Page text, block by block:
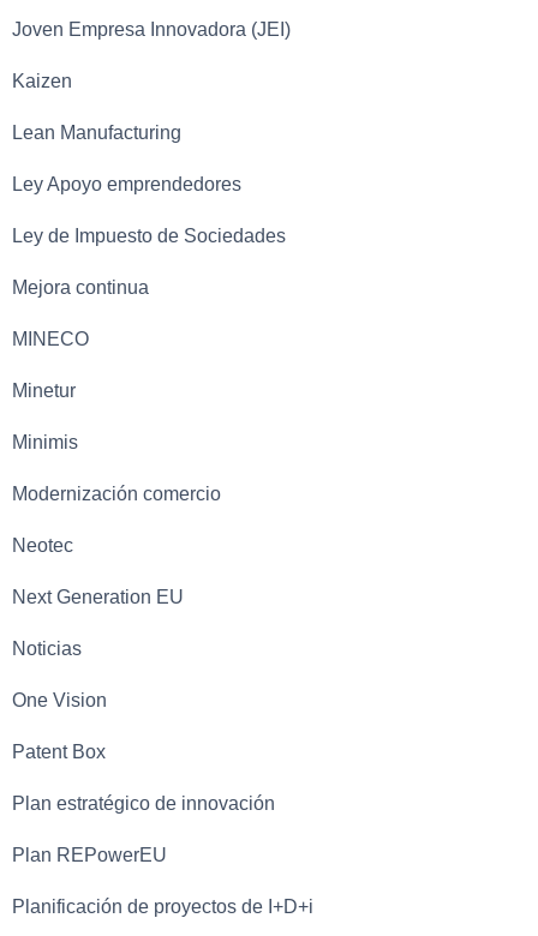
Joven Empresa Innovadora (JEI)
Kaizen
Lean Manufacturing
Ley Apoyo emprendedores
Ley de Impuesto de Sociedades
Mejora continua
MINECO
Minetur
Minimis
Modernización comercio
Neotec
Next Generation EU
Noticias
One Vision
Patent Box
Plan estratégico de innovación
Plan REPowerEU
Planificación de proyectos de I+D+i